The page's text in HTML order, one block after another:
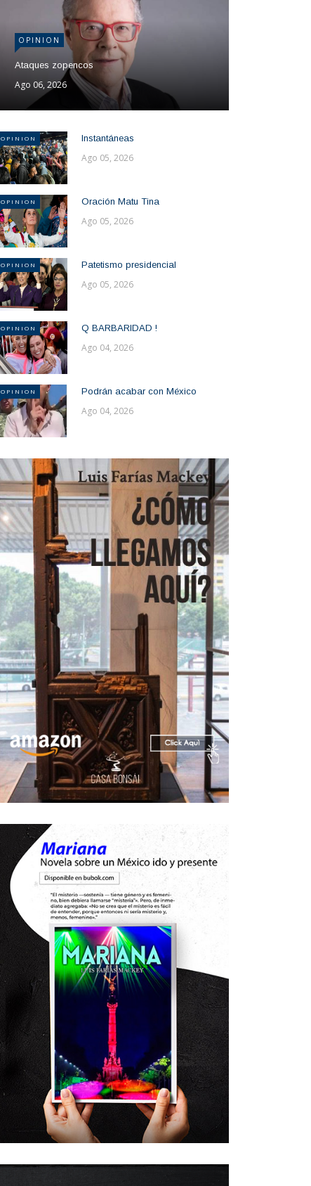
OPINION
Ataques zopencos
Ago 06, 2026
OPINION Instantáneas
Ago 05, 2026
OPINION Oración Matu Tina
Ago 05, 2026
OPINION Patetismo presidencial
Ago 05, 2026
OPINION Q BARBARIDAD !
Ago 04, 2026
OPINION Podrán acabar con México
Ago 04, 2026